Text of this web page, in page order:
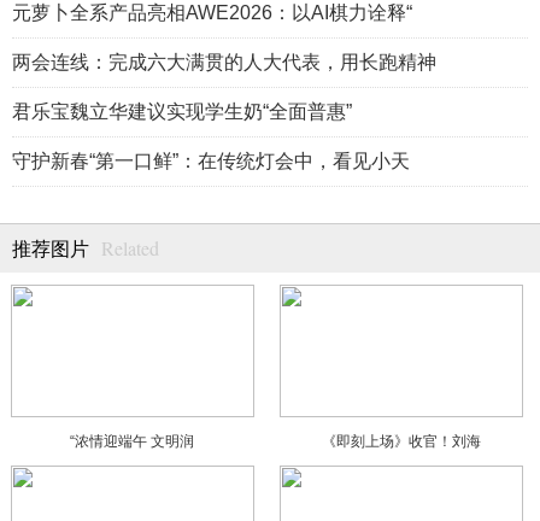
元萝卜全系产品亮相AWE2026：以AI棋力诠释“
两会连线：完成六大满贯的人大代表，用长跑精神
君乐宝魏立华建议实现学生奶“全面普惠”
守护新春“第一口鲜”：在传统灯会中，看见小天
推荐图片 Related
“浓情迎端午 文明润 《即刻上场》收官！刘海